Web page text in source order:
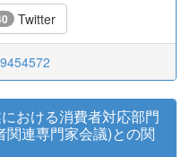
Twitter
おける消費者対応部門
連専門家会議)との関